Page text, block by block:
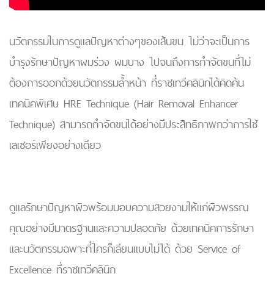
นวัตกรรมในการดูแลปัญหาต่างๆของเส้นขน ไม่ว่าจะเป็นการ
บำรุงรักษาปัญหาผมร่วง ผมบาง ไปจนถึงการกำจัดขนที่ไม่
ต้องการออกด้วยนวัตกรรมล้ำหน้า ที่ราชเทวีคลินิกได้คิดค้น
เทคนิคพิเศษ HRE Technique (Hair Removal Enhancer
Technique) สามารถกำจัดขนได้อย่างมีประสิทธิภาพกว่าการใช้
เลเซอร์เพียงอย่างเดียว
ดูแลรักษาปัญหาผิวพร้อมมอบความสวยงามให้แก่ผิวพรรณ
คุณอย่างมีมาตรฐานและความปลอดภัย ด้วยเทคนิคการรักษา
และนวัตกรรมฉพาะที่ใครก็เลียนแบบไม่ได้ ด้วย Service of
Excellence ที่ราชเทวีคลินิก